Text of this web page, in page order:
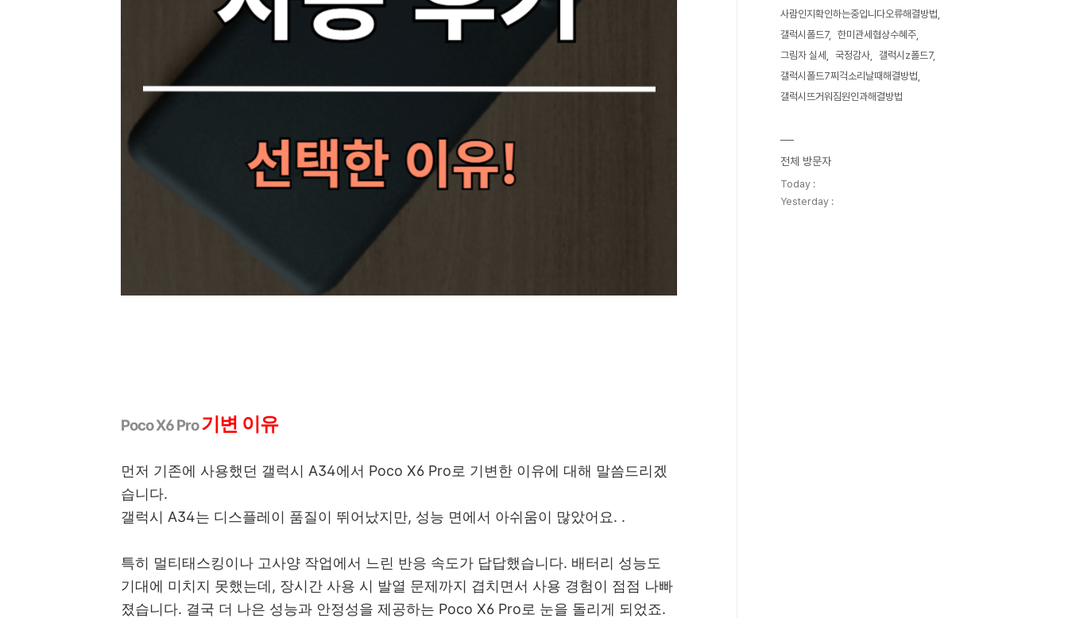
Poco X6 Pro기변 이유
먼저 기존에 사용했던 갤럭시 A34에서 Poco X6 Pro로 기변한 이유에 대해 말씀드리겠
습니다.
갤럭시 A34는 디스플레이 품질이 뛰어났지만, 성능 면에서 아쉬움이 많았어요. .
특히 멀티태스킹이나 고사양 작업에서 느린 반응 속도가 답답했습니다. 배터리 성능도
기대에 미치지 못했는데, 장시간 사용 시 발열 문제까지 겹치면서 사용 경험이 점점 나빠
졌습니다. 결국 더 나은 성능과 안정성을 제공하는 Poco X6 Pro로 눈을 돌리게 되었죠.
사람인지확인하는중입니다오류해결방법
갤럭시폴드7
한미관세협상수혜주
그림자 실세
국정감사
갤럭시z폴드7
갤럭시폴드7찌걱소리날때해결방법
갤럭시뜨거워짐원인과해결방법
전체 방문자
Today :
Yesterday :